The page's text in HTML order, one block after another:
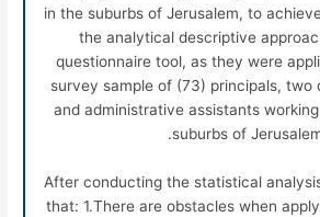
in the suburbs of Jerusalem, to
the analytical descriptive
questionnaire tool, as they were
survey sample of (73) principals, two
and administrative assistants
suburbs of
After conducting the statistical
that: 1.There are obstacles when